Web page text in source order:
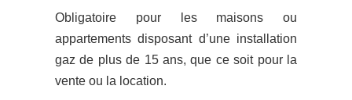
Obligatoire pour les maisons ou
appartements disposant d’une installation
gaz de plus de 15 ans, que ce soit pour la
vente ou la location.